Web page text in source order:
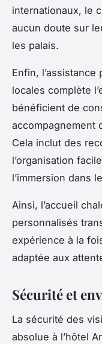
internationaux, le
aucun doute sur
les palais.
Enfin,
locales complète
bénéficient de
accompagnement
Cela inclut des
l’organisation
l’immersion dans
Ainsi, l’accueil
personnalisés
expérience à la
adaptée aux
Sécurité et
La sécurité des
absolue à l’hôtel